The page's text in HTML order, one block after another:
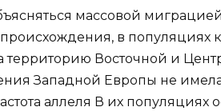
массовой миграцией
в популяциях
территорию Восточной и
Западной Европы не
аллеля В их популяциях